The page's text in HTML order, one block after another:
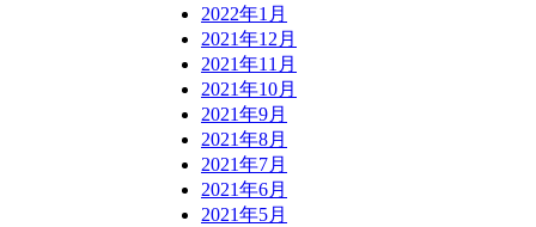
2022年1月
2021年12月
2021年11月
2021年10月
2021年9月
2021年8月
2021年7月
2021年6月
2021年5月